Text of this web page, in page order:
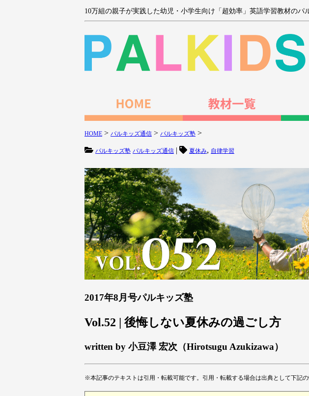
10万組の親子が実践した幼児・小学生向け「超効率」英語学習教材のパ
HOME > パルキッズ通信 > パルキッズ塾 >
パルキッズ塾 パルキッズ通信 | 夏休み, 自律学習
2017年8月号パルキッズ塾
Vol.52 | 後悔しない夏休みの過ごし方
written by 小豆澤 宏次（Hirotsugu Azukizawa）
※本記事のテキストは引用・転載可能です。引用・転載する場合は出典として下記の